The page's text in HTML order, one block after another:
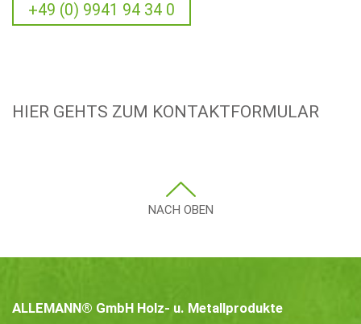
+49 (0) 9941 94 34 0
HIER GEHTS ZUM KONTAKTFORMULAR
NACH OBEN
ALLEMANN® GmbH Holz- u. Metallprodukte